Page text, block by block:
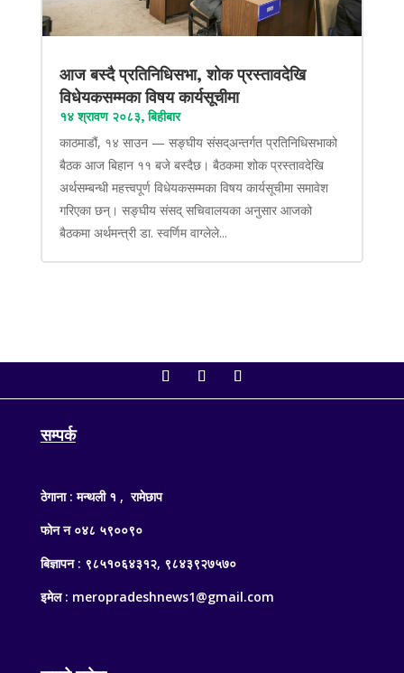
आज बस्दै प्रतिनिधिसभा, शोक प्रस्तावदेखि
विधेयकसम्मका विषय कार्यसूचीमा
१४ श्रावण २०८३, बिहीबार
काठमाडौं, १४ साउन — सङ्घीय संसद्अन्तर्गत प्रतिनिधिसभाको
बैठक आज बिहान ११ बजे बस्दैछ। बैठकमा शोक प्रस्तावदेखि
अर्थसम्बन्धी महत्त्वपूर्ण विधेयकसम्मका विषय कार्यसूचीमा समावेश
गरिएका छन्। सङ्घीय संसद् सचिवालयका अनुसार आजको
बैठकमा अर्थमन्त्री डा. स्वर्णिम वाग्लेले...
सम्पर्क
ठेगाना : मन्थली १ , रामेछाप
फोन न ०४८ ५९००९०
बिज्ञापन : ९८५१०६४३१२, ९८४३९२७५७०
इमेल : meropradeshnews1@gmail.com